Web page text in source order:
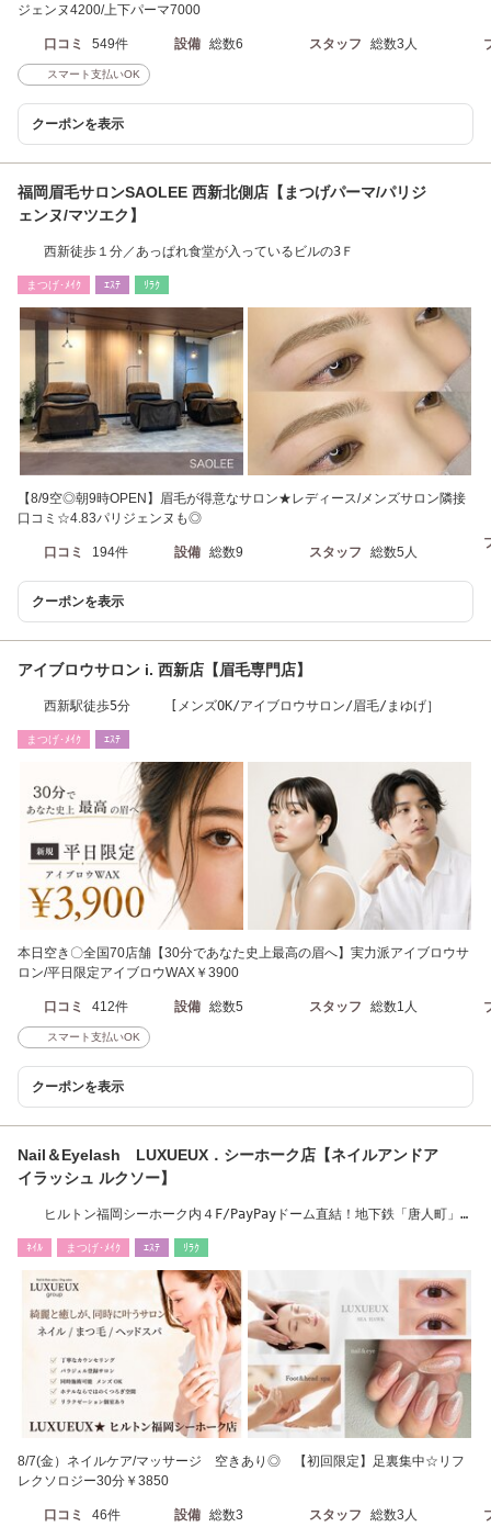
ジェンヌ4200/上下パーマ7000
口コミ 549件 設備 総数6 スタッフ 総数3人
スマート支払いOK
クーポンを表示
福岡眉毛サロンSAOLEE 西新北側店【まつげパーマ/パリジ
ェンヌ/マツエク】
西新徒歩１分／あっぱれ食堂が入っているビルの3Ｆ
まつげ･ﾒｲｸ ｴｽﾃ ﾘﾗｸ
【8/9空◎朝9時OPEN】眉毛が得意なサロン★レディース/メンズサロン隣接
口コミ☆4.83パリジェンヌも◎
口コミ 194件 設備 総数9 スタッフ 総数5人
クーポンを表示
アイブロウサロン i. 西新店【眉毛専門店】
西新駅徒歩5分 [メンズOK/アイブロウサロン/眉毛/まゆげ］
まつげ･ﾒｲｸ ｴｽﾃ
本日空き〇全国70店舗【30分であなた史上最高の眉へ】実力派アイブロウサ
ロン/平日限定アイブロウWAX￥3900
口コミ 412件 設備 総数5 スタッフ 総数1人
スマート支払いOK
クーポンを表示
Nail＆Eyelash LUXUEUX．シーホーク店【ネイルアンドア
イラッシュ ルクソー】
ヒルトン福岡シーホーク内４F/PayPayドーム直結！地下鉄「唐人町」駅
ﾈｲﾙ まつげ･ﾒｲｸ ｴｽﾃ ﾘﾗｸ
8/7(金）ネイルケア/マッサージ 空きあり◎ 【初回限定】足裏集中☆リフ
レクソロジー30分￥3850
口コミ 46件 設備 総数3 スタッフ 総数3人